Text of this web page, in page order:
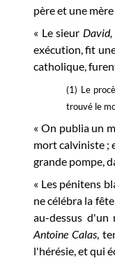
père et une
« Le sieur David,
exécution, fit
catholique,
(1) Le
trouvé le
« On publia un
mort calviniste ;
grande pompe,
« Les pénitens
ne célébra la
au-dessus d'un
Antoine Calas ,
l'hérésie, et qui